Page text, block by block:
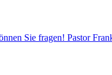
Sie fragen! Pastor